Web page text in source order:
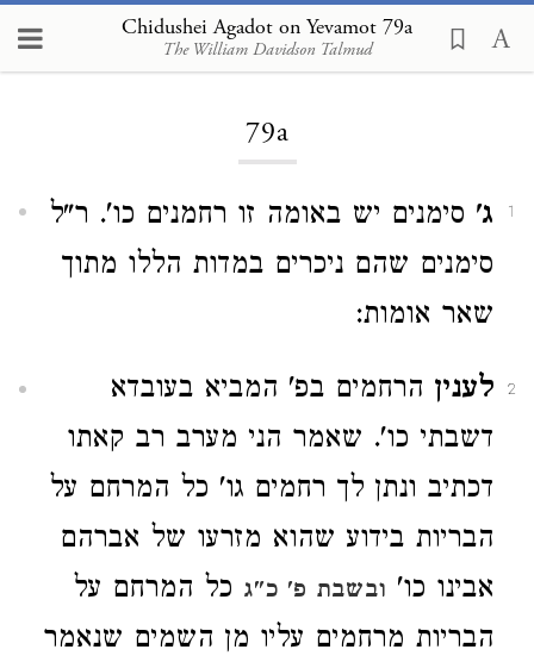
Chidushei Agadot on Yevamot 79a
The William Davidson Talmud
Loading...
79a
1 ג' סימנים יש באומה זו רחמנים כו'. ר"ל
סימנים שהם ניכרים במדות הללו מתוך
שאר אומות:
2 לענין הרחמים בפ' המביא בעובדא
דשבתי כו'. שאמר הני מערב רב קאתו
דכתיב ונתן לך רחמים גו' כל המרחם על
הבריות בידוע שהוא מזרעו של אברהם
אבינו כו' ובשבת פ' כ"ג כל המרחם על
הבריות מרחמים עליו מן השמים שנאמר